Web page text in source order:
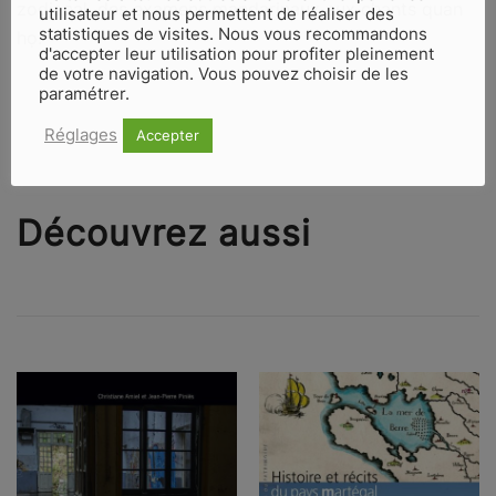
zodiacal, des examens mandarinaux aux chants quan
họ.
Découvrez aussi
utilisateur et nous permettent de réaliser des
statistiques de visites. Nous vous recommandons
d'accepter leur utilisation pour profiter pleinement
de votre navigation. Vous pouvez choisir de les
paramétrer.
Réglages Accepter